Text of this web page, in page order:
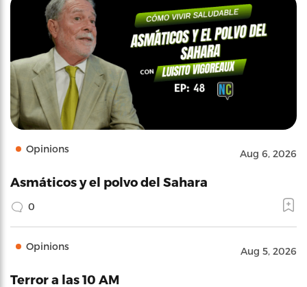
Opinions Aug 6, 2026
Asmáticos y el polvo del Sahara
0
Opinions Aug 5, 2026
Terror a las 10 AM